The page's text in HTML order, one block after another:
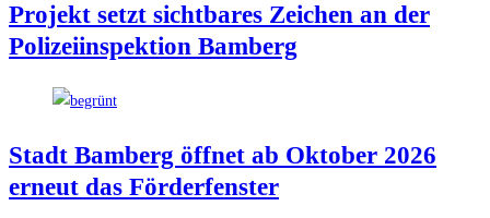
Pro­jekt setzt sicht­ba­res Zei­chen an der
Poli­zei­in­spek­ti­on Bamberg
Stadt Bam­berg öff­net ab Okto­ber 2026
erneut das Förderfenster